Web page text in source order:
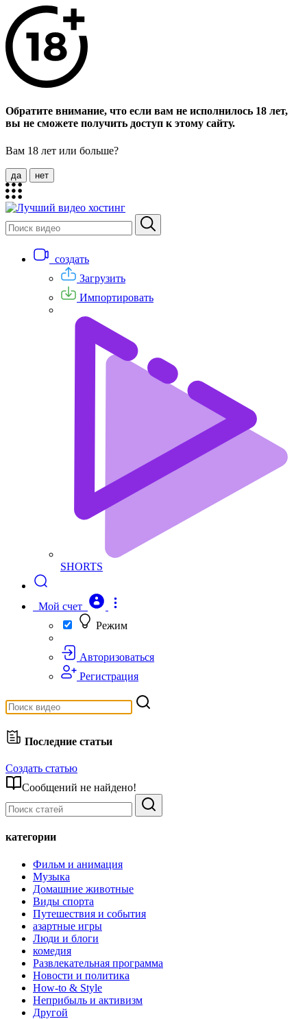
Обратите внимание, что если вам не исполнилось 18 лет,
вы не сможете получить доступ к этому сайту.
Вам 18 лет или больше?
да нет
создать
Загрузить
Импортировать
SHORTS
Мой счет
Режим
Авторизоваться
Регистрация
Последние статьи
Создать статью
Сообщений не найдено!
категории
Фильм и анимация
Музыка
Домашние животные
Виды спорта
Путешествия и события
азартные игры
Люди и блоги
комедия
Развлекательная программа
Новости и политика
How-to & Style
Неприбыль и активизм
Другой